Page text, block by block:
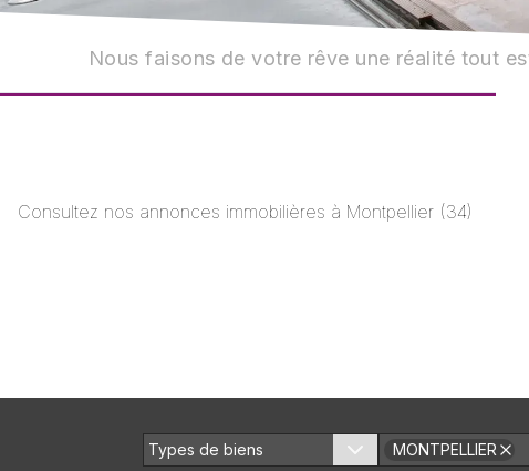
Nous faisons de votre rêve une réalité tout
Consultez nos annonces immobilières à Montpellier (34)
Types de biens MONTPELLIER